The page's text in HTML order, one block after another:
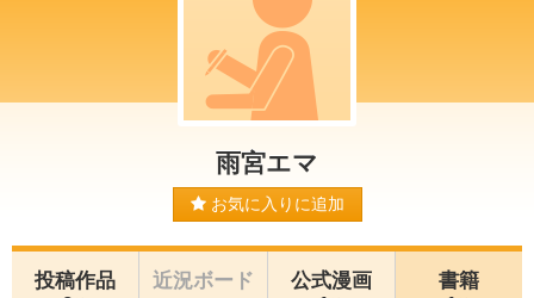
雨宮エマ
お気に入りに追加
投稿作品
近況ボード
公式漫画
書籍